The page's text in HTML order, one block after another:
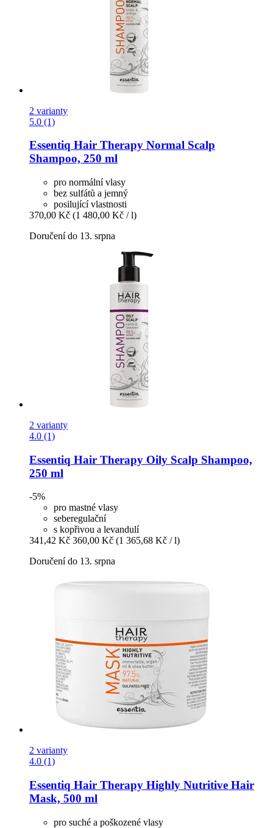
2 varianty
5.0 (1)
Essentiq Hair Therapy Normal Scalp
Shampoo, 250 ml
pro normální vlasy
bez sulfátů a jemný
posilující vlastnosti
370,00 Kč (1 480,00 Kč / l)
Doručení do 13. srpna
2 varianty
4.0 (1)
Essentiq Hair Therapy Oily Scalp Shampoo,
250 ml
-5%
pro mastné vlasy
seberegulační
s kopřivou a levandulí
341,42 Kč 360,00 Kč (1 365,68 Kč / l)
Doručení do 13. srpna
2 varianty
4.0 (1)
Essentiq Hair Therapy Highly Nutritive Hair
Mask, 500 ml
pro suché a poškozené vlasy